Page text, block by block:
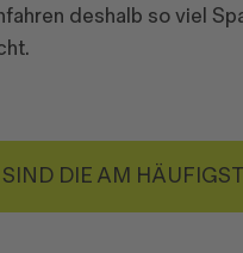
deshalb so viel
SIND DIE AM